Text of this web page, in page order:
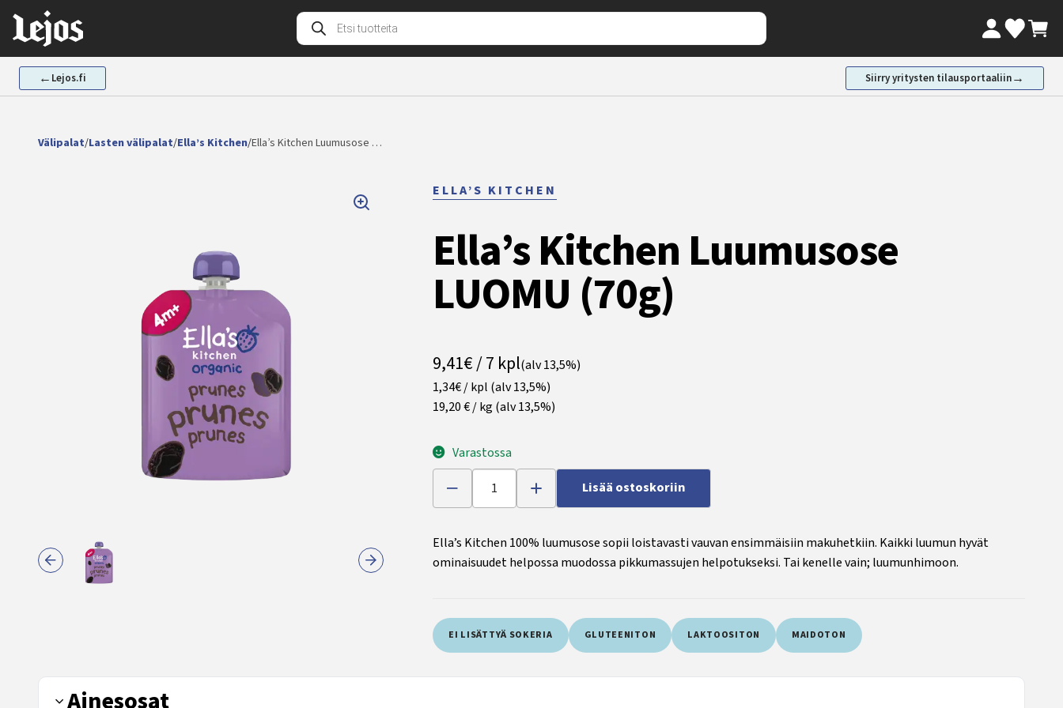
sisältöön
Tuotehaku Oma tili
← Lejos.fi Siirry yritysten tilausportaaliin→
Välipalat/Lasten välipalat/Ella’s Kitchen/Ella’s Kitchen Luumusose …
ELLA’S KITCHEN
Ella’s Kitchen Luumusose
LUOMU (70g)
9,41€ / 7 kpl(alv 13,5%)
1,34€ / kpl (alv 13,5%)
19,20 € / kg (alv 13,5%)
Varastossa
Lisää ostoskoriin
Ella’s Kitchen 100% luumusose sopii loistavasti vauvan ensimmäisiin makuhetkiin. Kaikki luumun hyvät
ominaisuudet helpossa muodossa pikkumassujen helpotukseksi. Tai kenelle vain; luumunhimoon.
EI LISÄTTYÄ SOKERIA GLUTEENITON LAKTOOSITON MAIDOTON
Ainesosat